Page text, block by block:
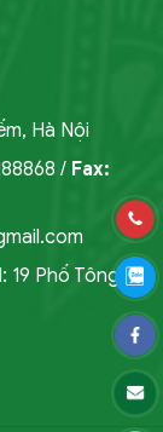
Hà Nội
/ Fax:
Phố Tông